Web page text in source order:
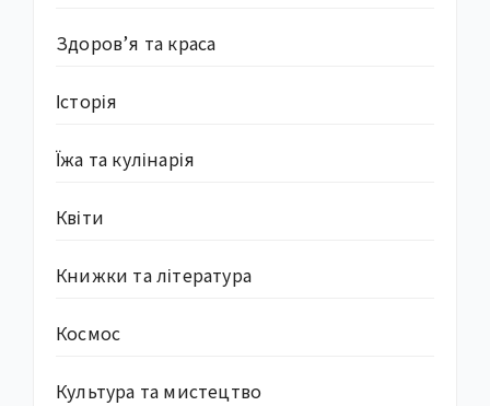
Здоров’я та краса
Історія
Їжа та кулінарія
Квіти
Книжки та література
Космос
Культура та мистецтво